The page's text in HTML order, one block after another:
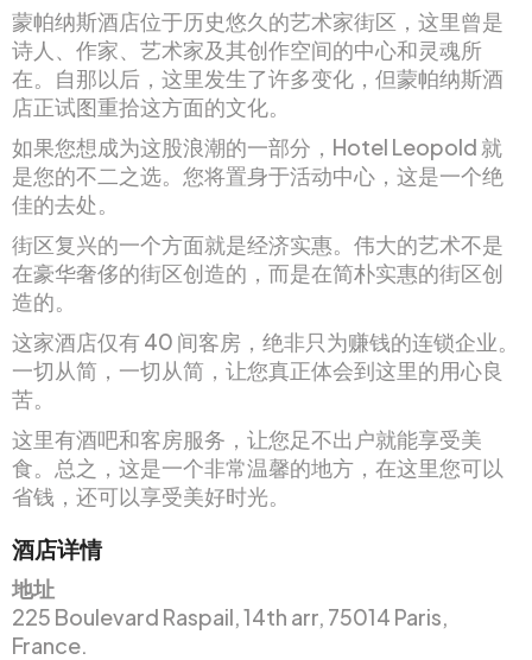
蒙帕纳斯酒店位于历史悠久的艺术家街区，这里曾是
诗人、作家、艺术家及其创作空间的中心和灵魂所
在。自那以后，这里发生了许多变化，但蒙帕纳斯酒
店正试图重拾这方面的文化。
如果您想成为这股浪潮的一部分，Hotel Leopold 就
是您的不二之选。您将置身于活动中心，这是一个绝
佳的去处。
街区复兴的一个方面就是经济实惠。伟大的艺术不是
在豪华奢侈的街区创造的，而是在简朴实惠的街区创
造的。
这家酒店仅有 40 间客房，绝非只为赚钱的连锁企业。
一切从简，一切从简，让您真正体会到这里的用心良
苦。
这里有酒吧和客房服务，让您足不出户就能享受美
食。总之，这是一个非常温馨的地方，在这里您可以
省钱，还可以享受美好时光。
酒店详情
地址
225 Boulevard Raspail, 14th arr, 75014 Paris,
France.